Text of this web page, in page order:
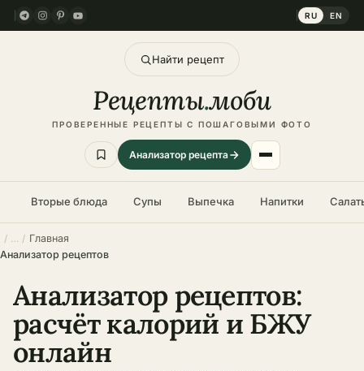
RU EN
Найти рецепт
Рецепты.моби
ПРОВЕРЕННЫЕ РЕЦЕПТЫ С ПОШАГОВЫМИ ФОТО
Анализатор рецепта
Вторые блюда Супы Выпечка Напитки
Главная
Анализатор рецептов
Анализатор рецептов:
расчёт калорий и БЖУ
онлайн